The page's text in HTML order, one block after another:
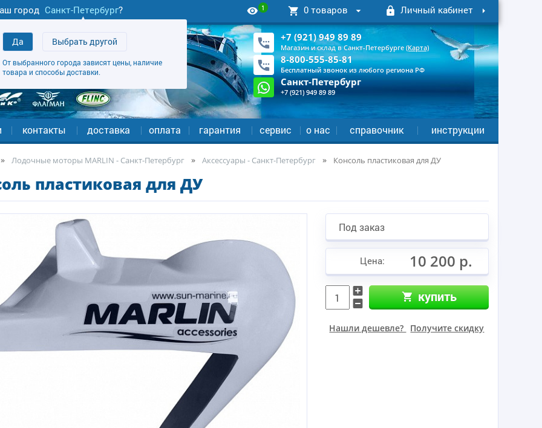
город Санкт-Петербург?
Да Выбрать другой
От выбранного города зависят цены, наличие
товара и способы доставки.
1 0 товаров Личный кабинет
+7 (921) 949 89 89
Магазин и склад в Санкт-Петербурге (Карта)
8-800-555-85-81
Бесплатный звонок из любого региона РФ
Санкт-Петербург
+7 (921) 949 89 89
контакты доставка оплата гарантия сервис о нас справочник инструкции
Лодочные моторы MARLIN - Санкт-Петербург Аксессуары - Санкт-Петербург Консоль пластиковая для ДУ
пластиковая для ДУ
Под заказ
Цена: 10 200 р.
купить
Нашли дешевле? Получите скидку